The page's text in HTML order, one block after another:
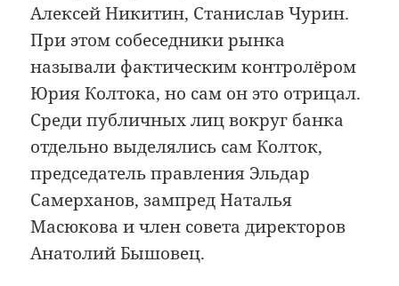
Алексей Никитин, Станислав Чурин.
При этом собеседники рынка
называли фактическим контролёром
Юрия Колтока, но сам он это отрицал.
Среди публичных лиц вокруг банка
отдельно выделялись сам Колток,
председатель правления Эльдар
Самерханов, зампред Наталья
Масюкова и член совета директоров
Анатолий Бышовец.